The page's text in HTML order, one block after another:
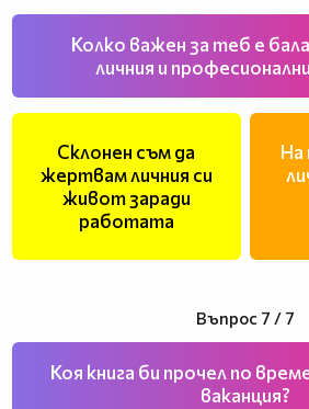
Колко важен за теб е
личния и
Склонен съм да
жертвам личния си
живот заради
работата
На
Въпрос 7 / 7
Коя книга би прочел по
ваканция?